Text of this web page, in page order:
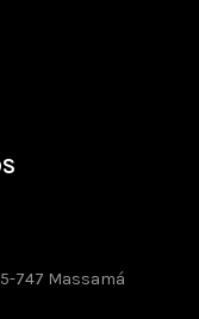
747 Massamá